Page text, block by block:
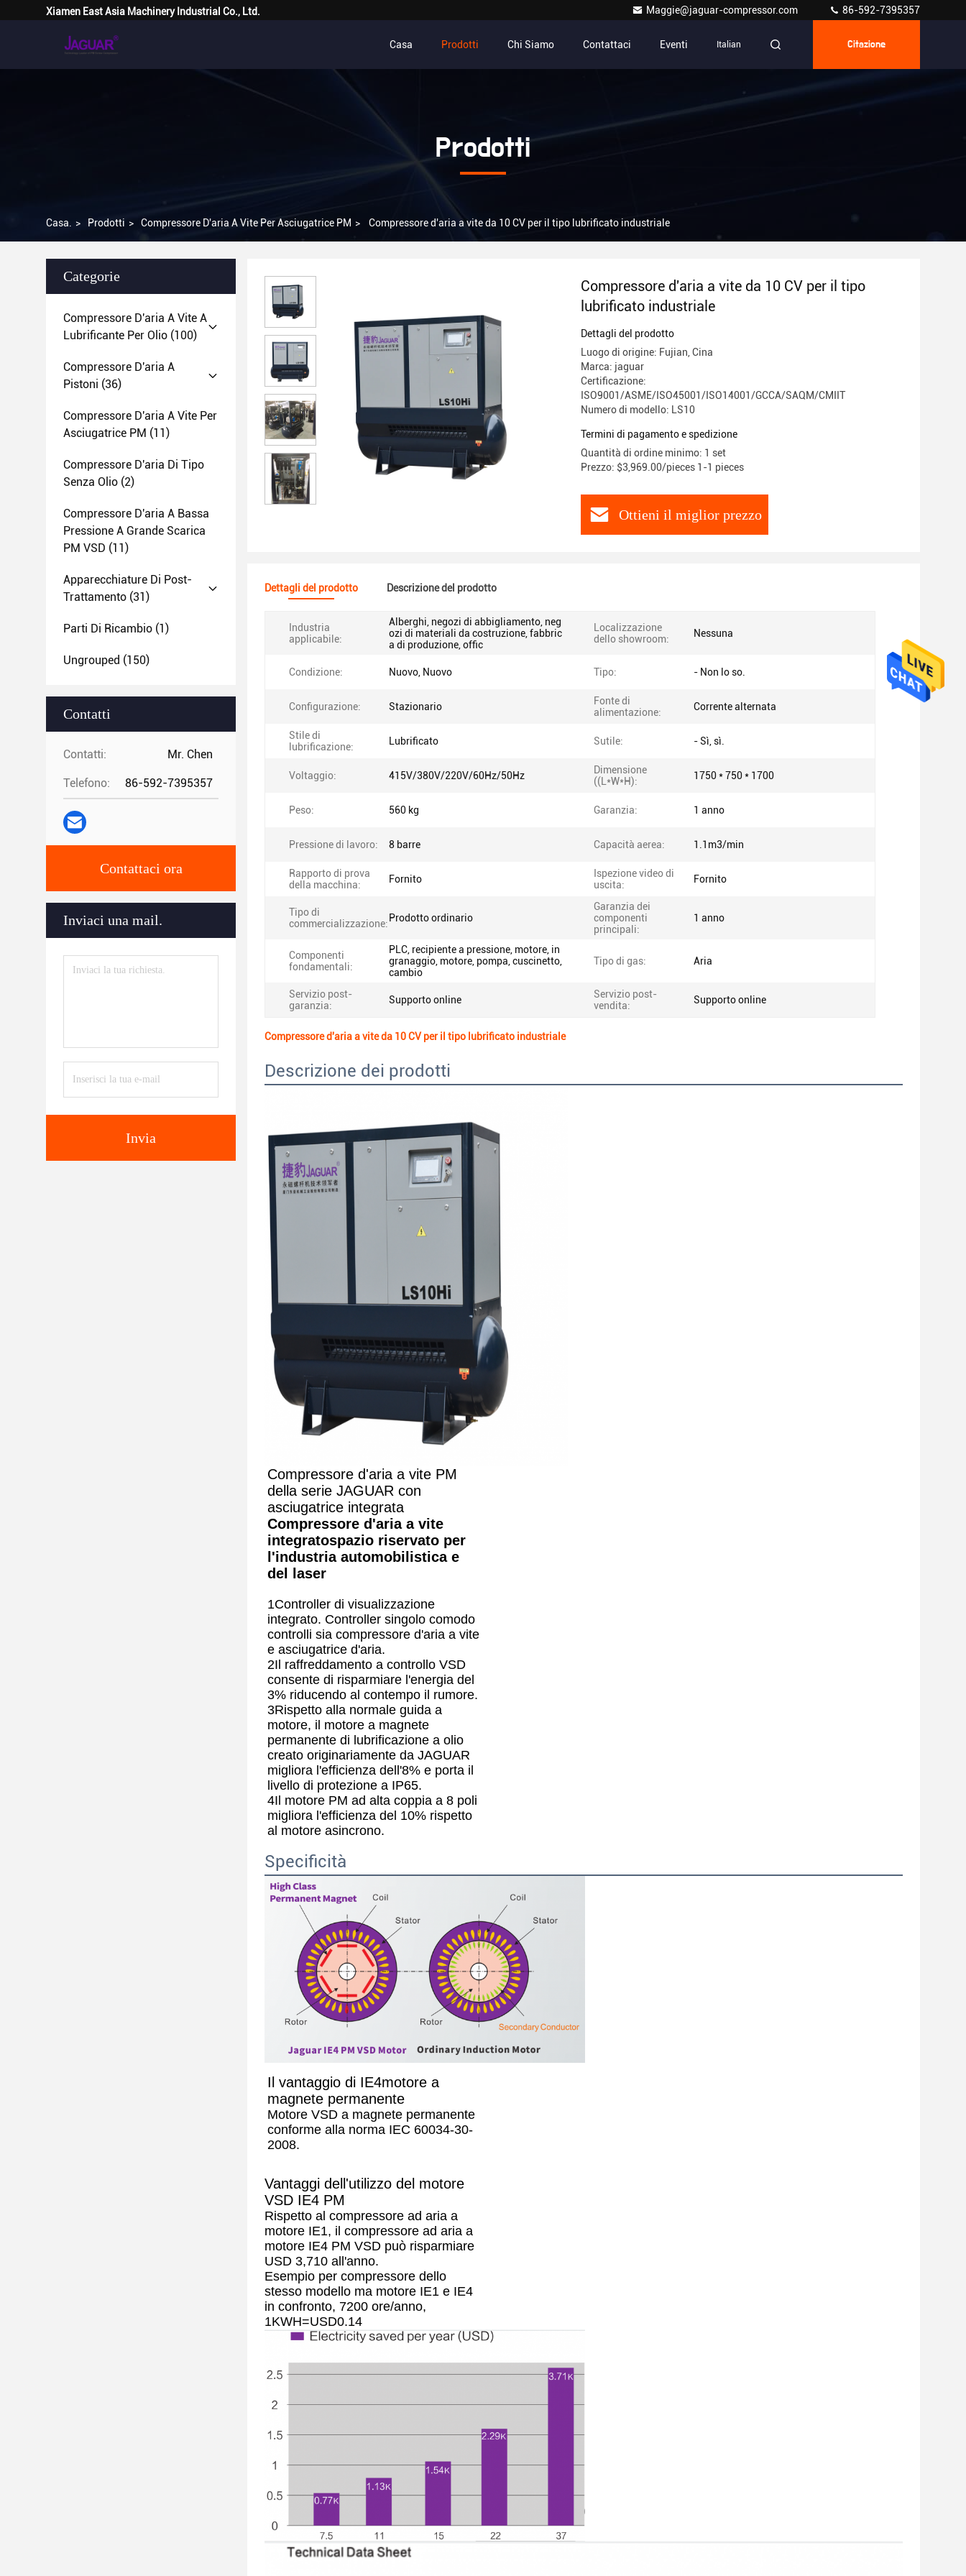
Xiamen East Asia Machinery Industrial Co., Ltd. Maggie@jaguar-compressor.com 86-592-7395357
Casa Prodotti Chi Siamo Contattaci Eventi Italian Citazione
Prodotti
Casa. > Prodotti > Compressore D'aria A Vite Per Asciugatrice PM > Compressore d'aria a vite da 10 CV per il tipo lubrificato industriale
Categorie
Compressore D'aria A Vite A
Lubrificante Per Olio (100)
Compressore D'aria A
Pistoni (36)
Compressore D'aria A Vite Per
Asciugatrice PM (11)
Compressore D'aria Di Tipo
Senza Olio (2)
Compressore D'aria A Bassa
Pressione A Grande Scarica
PM VSD (11)
Apparecchiature Di Post-
Trattamento (31)
Parti Di Ricambio (1)
Ungrouped (150)
Contatti
Contatti: Mr. Chen
Telefono: 86-592-7395357
Contattaci ora
Inviaci una mail.
Invia
Compressore d'aria a vite da 10 CV per il tipo
lubrificato industriale
Dettagli del prodotto
Luogo di origine: Fujian, Cina
Marca: jaguar
Certificazione:
ISO9001/ASME/ISO45001/ISO14001/GCCA/SAQM/CMIIT
Numero di modello: LS10
Termini di pagamento e spedizione
Quantità di ordine minimo: 1 set
Prezzo: $3,969.00/pieces 1-1 pieces
Ottieni il miglior prezzo
Dettagli del prodotto Descrizione del prodotto
Industria
applicabile:
Alberghi, negozi di abbigliamento, neg
ozi di materiali da costruzione, fabbric
a di produzione, offic
Localizzazione
dello showroom:
Nessuna
Condizione: Nuovo, Nuovo Tipo: - Non lo so.
Configurazione: Stazionario
Fonte di
alimentazione:
Corrente alternata
Stile di
lubrificazione:
Lubrificato Sutile: - Sì, sì.
Voltaggio: 415V/380V/220V/60Hz/50Hz
Dimensione
((L*W*H):
1750 * 750 * 1700
Peso: 560 kg Garanzia: 1 anno
Pressione di lavoro: 8 barre Capacità aerea: 1.1m3/min
Rapporto di prova
della macchina:
Fornito
Ispezione video di
uscita:
Fornito
Tipo di
commercializzazione: Prodotto ordinario
Garanzia dei
componenti
principali:
1 anno
Componenti
fondamentali:
PLC, recipiente a pressione, motore, in
granaggio, motore, pompa, cuscinetto,
cambio
Tipo di gas: Aria
Servizio post-
garanzia:
Supporto online
Servizio post-
vendita:
Supporto online
Compressore d'aria a vite da 10 CV per il tipo lubrificato industriale
Descrizione dei prodotti
Compressore d'aria a vite PM
della serie JAGUAR con
asciugatrice integrata
Compressore d'aria a vite
integratospazio riservato per
l'industria automobilistica e
del laser
1Controller di visualizzazione
integrato. Controller singolo comodo
controlli sia compressore d'aria a vite
e asciugatrice d'aria.
2Il raffreddamento a controllo VSD
consente di risparmiare l'energia del
3% riducendo al contempo il rumore.
3Rispetto alla normale guida a
motore, il motore a magnete
permanente di lubrificazione a olio
creato originariamente da JAGUAR
migliora l'efficienza dell'8% e porta il
livello di protezione a IP65.
4Il motore PM ad alta coppia a 8 poli
migliora l'efficienza del 10% rispetto
al motore asincrono.
Specificità
Il vantaggio di IE4motore a
magnete permanente
Motore VSD a magnete permanente
conforme alla norma IEC 60034-30-
2008.
Vantaggi dell'utilizzo del motore
VSD IE4 PM
Rispetto al compressore ad aria a
motore IE1, il compressore ad aria a
motore IE4 PM VSD può risparmiare
USD 3,710 all'anno.
Esempio per compressore dello
stesso modello ma motore IE1 e IE4
in confronto, 7200 ore/anno,
1KWH=USD0.14